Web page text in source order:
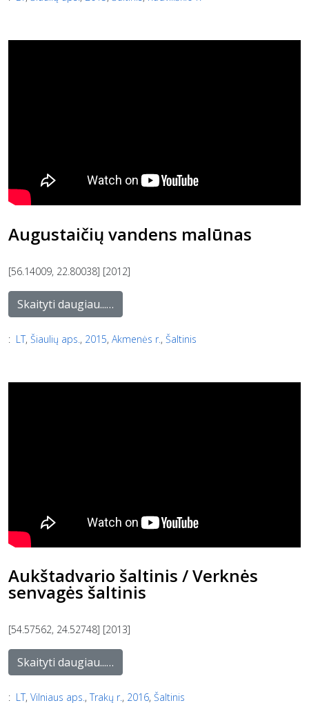
Augustaičių vandens malūnas
[56.14009, 22.80038] [2012]
Skaityti daugiau...…
: LT, Šiaulių aps. , 2015, Akmenės r., Šaltinis
Aukštadvario šaltinis / Verknės
senvagės šaltinis
[54.57562, 24.52748] [2013]
Skaityti daugiau...…
: LT, Vilniaus aps., Trakų r., 2016, Šaltinis